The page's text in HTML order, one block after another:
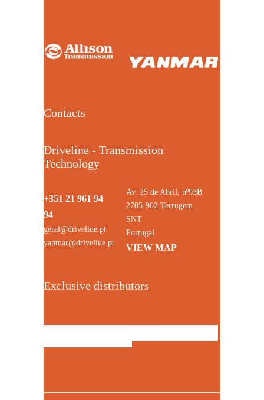
Contacts
Driveline - Transmission
Technology
+351 21 961 94
94
geral@driveline.pt
yanmar@driveline.pt
Av. 25 de Abril, nº93B
2705-902 Terrugem
SNT
Portugal
VIEW MAP
Exclusive distributors